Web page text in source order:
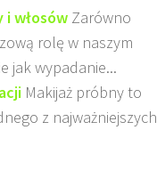
włosów Zarówno
rolę w naszym
jak wypadanie...
Makijaż próbny to
z najważniejszych